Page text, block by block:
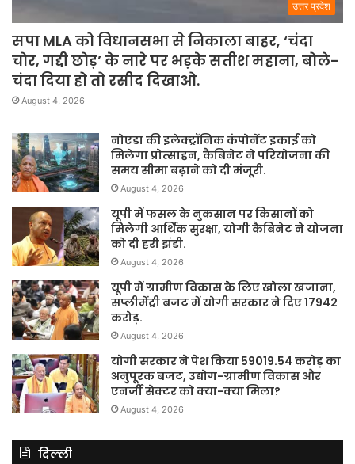
उत्तर प्रदेश
सपा MLA को विधानसभा से निकाला बाहर, ‘चंदा
चोर, गद्दी छोड़’ के नारे पर भड़के सतीश महाना, बोले-
चंदा दिया हो तो रसीद दिखाओ.
August 4, 2026
नोएडा की इलेक्ट्रॉनिक कंपोनेंट इकाई को
मिलेगा प्रोत्साहन, कैबिनेट ने परियोजना की
समय सीमा बढ़ाने को दी मंजूरी.
August 4, 2026
यूपी में फसल के नुकसान पर किसानों को
मिलेगी आर्थिक सुरक्षा, योगी कैबिनेट ने योजना
को दी हरी झंडी.
August 4, 2026
यूपी में ग्रामीण विकास के लिए खोला खजाना,
सप्लीमेंट्री बजट में योगी सरकार ने दिए 17942
करोड़.
August 4, 2026
योगी सरकार ने पेश किया 59019.54 करोड़ का
अनुपूरक बजट, उद्योग-ग्रामीण विकास और
एनर्जी सेक्टर को क्या-क्या मिला?
August 4, 2026
दिल्ली